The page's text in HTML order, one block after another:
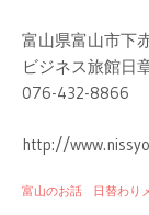
富山県富山市下
ビジネス旅館日
076-432-8866
http://
富山のお話 日替わり